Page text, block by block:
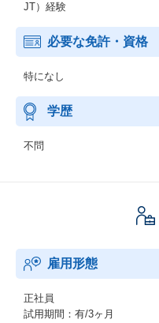
JT）経験
必要な免許・資格
特になし
学歴
不問
雇用形態
正社員
試用期間：有/3ヶ月